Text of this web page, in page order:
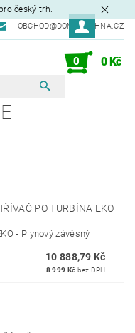
český trh.
OBCHOD@DOMOTECHNA.CZ
0 0 Kč
PO TURBÍNA EKO
- Plynový závěsný
10 888,79 Kč
8 999 Kč bez DPH